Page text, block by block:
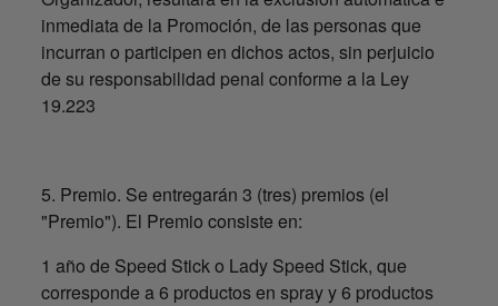
inmediata de la Promoción, de las personas que
incurran o participen en dichos actos, sin perjuicio
de su responsabilidad penal conforme a la Ley
19.223
5. Premio. Se entregarán 3 (tres) premios (el
"Premio"). El Premio consiste en:
1 año de Speed Stick o Lady Speed Stick, que
corresponde a 6 productos en spray y 6 productos